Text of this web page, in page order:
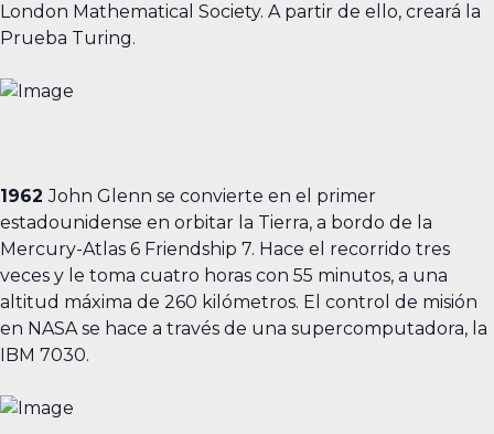
London Mathematical Society. A partir de ello, creará la
Prueba Turing.
1962John Glenn se convierte en el primer
estadounidense en orbitar la Tierra, a bordo de la
Mercury-Atlas 6 Friendship 7. Hace el recorrido tres
veces y le toma cuatro horas con 55 minutos, a una
altitud máxima de 260 kilómetros. El control de misión
en NASA se hace a través de una supercomputadora, la
IBM 7030.